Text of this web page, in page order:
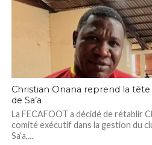
Christian Onana reprend la tête
de Sa’a
La FECAFOOT a décidé de rétablir
comité exécutif dans la gestion du
Sa’a,...